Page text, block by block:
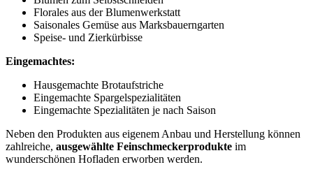
Florales aus der Blumenwerkstatt
Saisonales Gemüse aus Marksbauerngarten
Speise- und Zierkürbisse
Eingemachtes:
Hausgemachte Brotaufstriche
Eingemachte Spargelspezialitäten
Eingemachte Spezialitäten je nach Saison
Neben den Produkten aus eigenem Anbau und Herstellung können
zahlreiche, ausgewählte Feinschmeckerprodukte im
wunderschönen Hofladen erworben werden.